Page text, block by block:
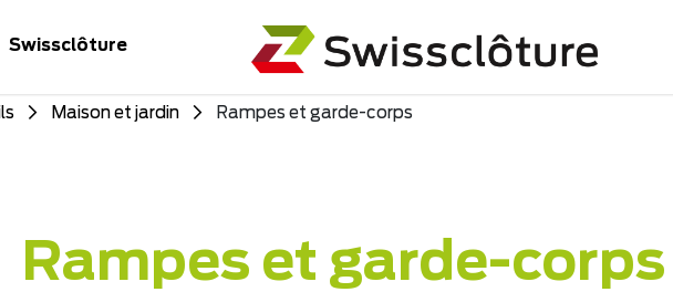
Swissclôture
Maison et jardin Rampes et garde-corps
Rampes et garde-corps